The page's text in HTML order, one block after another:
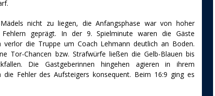
nicht zu liegen, die Anfangsphase war von hoher
geprägt. In der 9. Spielminute waren die Gäste
verlor die Truppe um Coach Lehmann deutlich an Boden.
Tor-Chancen bzw. Strafwürfe ließen die Gelb-Blauen bis
Die Gastgeberinnen hingehen agieren in ihrem
Fehler des Aufsteigers konsequent. Beim 16:9 ging es